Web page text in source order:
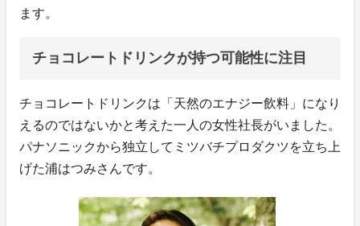
ます。
チョコレートドリンクが持つ可能性に注目
チョコレートドリンクは「天然のエナジー飲料」になり
えるのではないかと考えた一人の女性社長がいました。
パナソニックから独立してミツバチプロダクツを立ち上
げた浦はつみさんです。